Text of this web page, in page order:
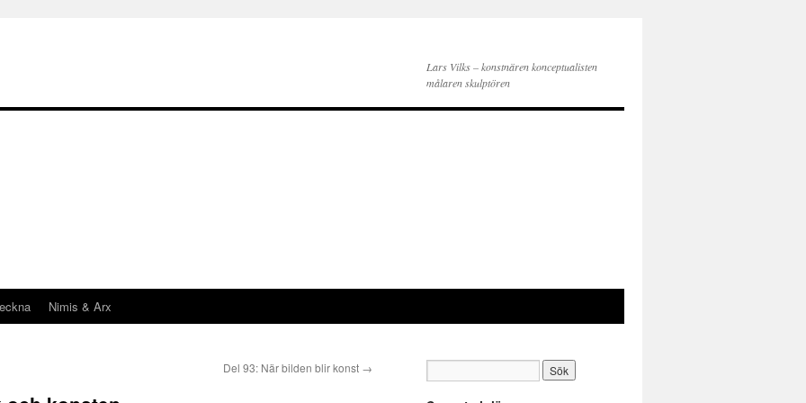
Lars Vilks – konstnären konceptualisten
målaren skulptören
Nimis & Arx
Del 93: När bilden blir konst →